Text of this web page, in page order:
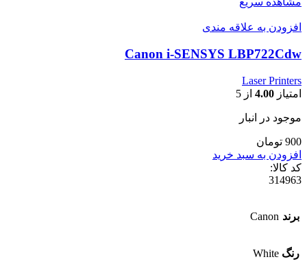
افزودن به علاقه مندی
Canon i-SENSYS LBP722Cdw
Laser Printers
امتیاز 4.00 از 5
موجود در انبار
900 تومان
افزودن به سبد خرید
کد کالا:
314963
برند Canon
رنگ White